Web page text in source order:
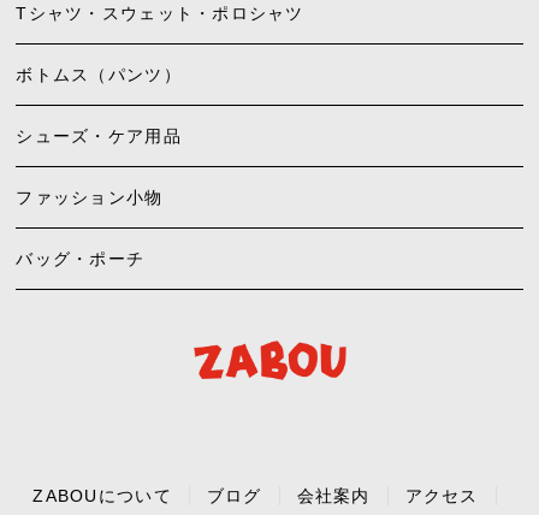
Tシャツ・スウェット・ポロシャツ
ボトムス（パンツ）
シューズ・ケア用品
ファッション小物
バッグ・ポーチ
ZABOUについて ブログ 会社案内 アクセス